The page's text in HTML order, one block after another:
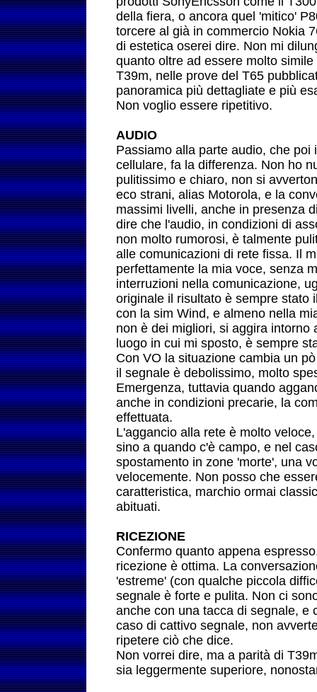
della fiera, o ancora quel 'mitico'
torcere al già in commercio Nokia
di estetica oserei dire. Non mi
quanto oltre ad essere molto
T39m, nelle prove del T65
panoramica più dettagliate e più
Non voglio essere ripetitivo.
AUDIO
Passiamo alla parte audio, che
cellulare, fa la differenza. Non ho
pulitissimo e chiaro, non si
eco strani, alias Motorola, e la
massimi livelli, anche in presenza
dire che l'audio, in condizioni di
non molto rumorosi, è talmente
alle comunicazioni di rete fissa. Il
perfettamente la mia voce, senza
interruzioni nella comunicazione,
originale il risultato è sempre stato
con la sim Wind, e almeno nella
non è dei migliori, si aggira
luogo in cui mi sposto, è sempre
Con VO la situazione cambia un
il segnale è debolissimo, molto
Emergenza, tuttavia quando
anche in condizioni precarie, la
effettuata.
L'aggancio alla rete è molto
sino a quando c'è campo, e nel
spostamento in zone 'morte', una
velocemente. Non posso che
caratteristica, marchio ormai
abituati.
RICEZIONE
Confermo quanto appena
ricezione è ottima. La
'estreme' (con qualche piccola
segnale è forte e pulita. Non ci
anche con una tacca di segnale, e
caso di cattivo segnale, non
ripetere ciò che dice.
Non vorrei dire, ma a parità di
sia leggermente superiore,